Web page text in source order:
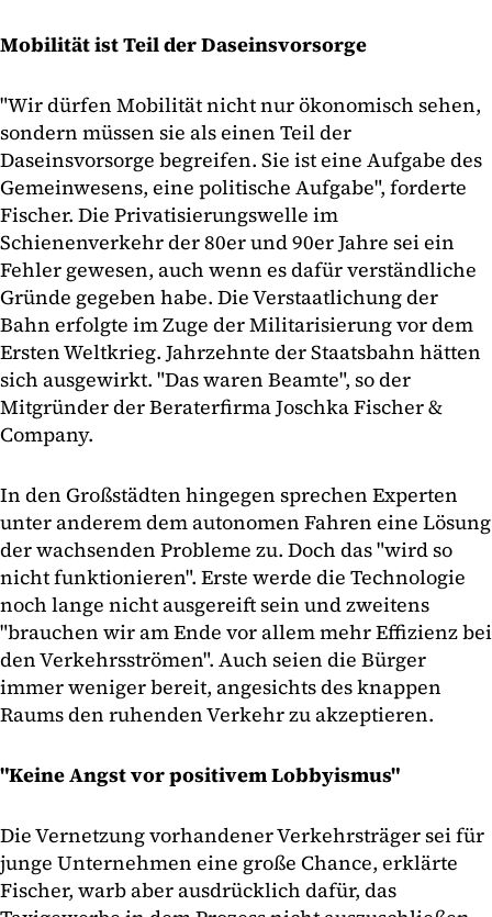
Mobilität ist Teil der Daseinsvorsorge
"Wir dürfen Mobilität nicht nur ökonomisch sehen,
sondern müssen sie als einen Teil der
Daseinsvorsorge begreifen. Sie ist eine Aufgabe des
Gemeinwesens, eine politische Aufgabe", forderte
Fischer. Die Privatisierungswelle im
Schienenverkehr der 80er und 90er Jahre sei ein
Fehler gewesen, auch wenn es dafür verständliche
Gründe gegeben habe. Die Verstaatlichung der
Bahn erfolgte im Zuge der Militarisierung vor dem
Ersten Weltkrieg. Jahrzehnte der Staatsbahn hätten
sich ausgewirkt. "Das waren Beamte", so der
Mitgründer der Beraterfirma Joschka Fischer &
Company.
In den Großstädten hingegen sprechen Experten
unter anderem dem autonomen Fahren eine Lösung
der wachsenden Probleme zu. Doch das "wird so
nicht funktionieren". Erste werde die Technologie
noch lange nicht ausgereift sein und zweitens
"brauchen wir am Ende vor allem mehr Effizienz bei
den Verkehrsströmen". Auch seien die Bürger
immer weniger bereit, angesichts des knappen
Raums den ruhenden Verkehr zu akzeptieren.
"Keine Angst vor positivem Lobbyismus"
Die Vernetzung vorhandener Verkehrsträger sei für
junge Unternehmen eine große Chance, erklärte
Fischer, warb aber ausdrücklich dafür, das